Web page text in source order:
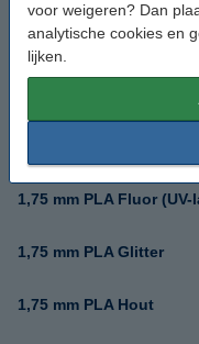
voor weigeren? Dan
analytische cookies en
lijken.
1,75 mm PEEK
1,75 mm PLA Fluor (UV-
1,75 mm PLA Glitter
1,75 mm PLA Hout